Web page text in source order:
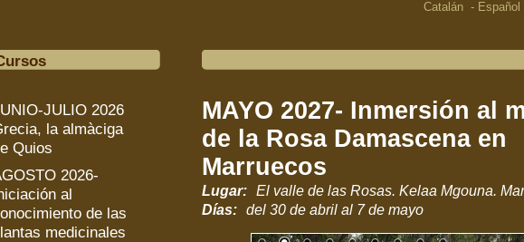
Catalán - Español
JULIO 2026
la almàciga
Quios
2026-
al
de las
medicinales
MAYO 2027- Inmersión al
de la Rosa Damascena en
Marruecos
Lugar: El valle de las Rosas. Kelaa Mgouna.
Días: del 30 de abril al 7 de mayo